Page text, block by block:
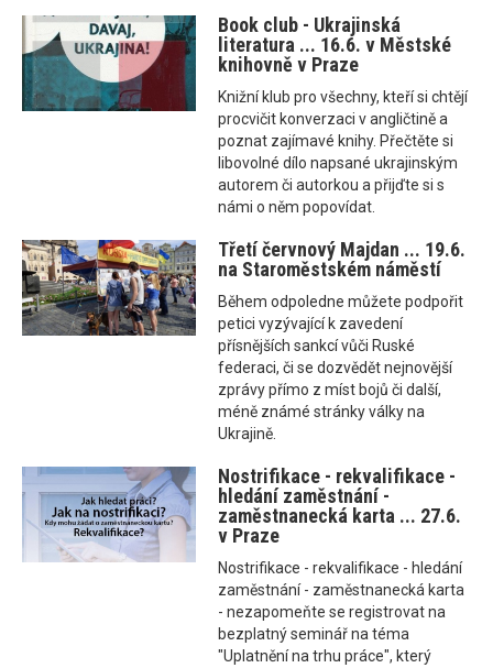
Book club - Ukrajinská
literatura ... 16.6. v Městské
knihovně v Praze
Knižní klub pro všechny, kteří si chtějí
procvičit konverzaci v angličtině a
poznat zajímavé knihy. Přečtěte si
libovolné dílo napsané ukrajinským
autorem či autorkou a přijďte si s
námi o něm popovídat.
Třetí červnový Majdan ... 19.6.
na Staroměstském náměstí
Během odpoledne můžete podpořit
petici vyzývající k zavedení
přísnějších sankcí vůči Ruské
federaci, či se dozvědět nejnovější
zprávy přímo z míst bojů či další,
méně známé stránky války na
Ukrajině.
Nostrifikace - rekvalifikace -
hledání zaměstnání -
zaměstnanecká karta ... 27.6.
v Praze
Nostrifikace - rekvalifikace - hledání
zaměstnání - zaměstnanecká karta
- nezapomeňte se registrovat na
bezplatný seminář na téma
"Uplatnění na trhu práce", který